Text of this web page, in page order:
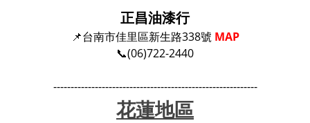
正昌油漆行
📌台南市佳里區新生路338號 MAP
📞(06)722-2440
-----------------------------------------------------------
花蓮地區